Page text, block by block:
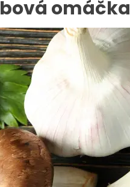
omáčka